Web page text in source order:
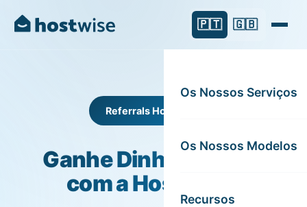
🇵🇹 🇬🇧
Os Nossos Serviços
Os Nossos Modelos
Recursos
Referrals Host Wise
Ganhe Dinheiro Extra
com a Host Wise